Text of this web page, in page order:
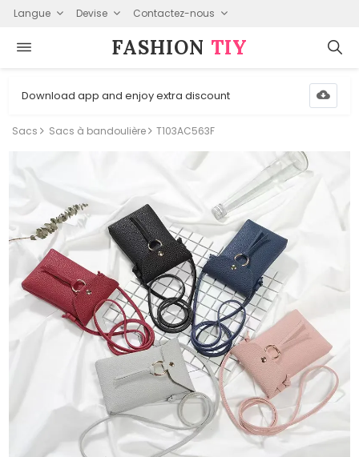
Langue Devise Contactez-nous
FASHION⁠ TIY
Download app and enjoy extra discount
Sacs Sacs à bandoulière T103AC563F